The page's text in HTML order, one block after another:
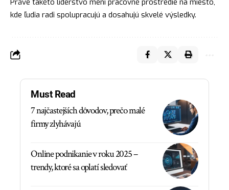
kde ľudia radi spolupracujú a dosahujú skvelé výsledky.
Must Read
7 najčastejších dôvodov, prečo malé
firmy zlyhávajú
Online podnikanie v roku 2025 –
trendy, ktoré sa oplatí sledovať